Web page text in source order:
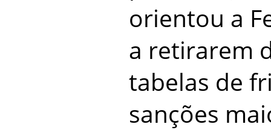
orientou a
a retirarem
tabelas de
sanções